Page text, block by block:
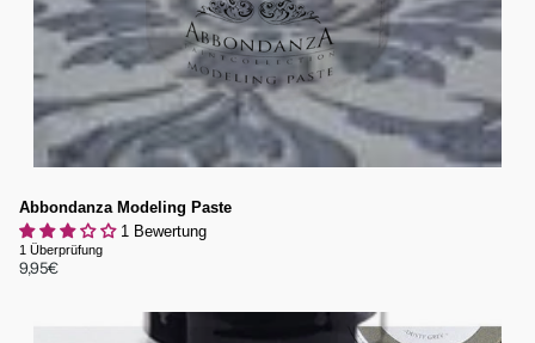
Abbondanza Modeling Paste
1 Bewertung
1 Überprüfung
9,95€